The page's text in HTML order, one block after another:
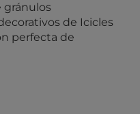
gránulos
de Icicles
perfecta de